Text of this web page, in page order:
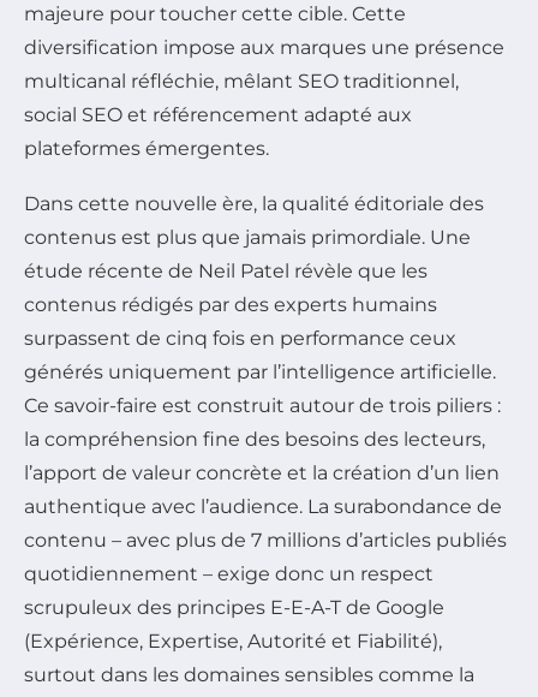
majeure pour toucher cette cible. Cette
diversification impose aux marques une présence
multicanal réfléchie, mêlant SEO traditionnel,
social SEO et référencement adapté aux
plateformes émergentes.
Dans cette nouvelle ère, la qualité éditoriale des
contenus est plus que jamais primordiale. Une
étude récente de Neil Patel révèle que les
contenus rédigés par des experts humains
surpassent de cinq fois en performance ceux
générés uniquement par l’intelligence artificielle.
Ce savoir-faire est construit autour de trois piliers :
la compréhension fine des besoins des lecteurs,
l’apport de valeur concrète et la création d’un lien
authentique avec l’audience. La surabondance de
contenu – avec plus de 7 millions d’articles publiés
quotidiennement – exige donc un respect
scrupuleux des principes E-E-A-T de Google
(Expérience, Expertise, Autorité et Fiabilité),
surtout dans les domaines sensibles comme la